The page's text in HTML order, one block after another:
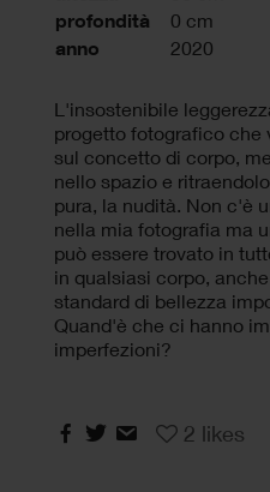
profondità 0 cm
anno 2020
L'insostenibile
progetto fotografico che
sul concetto di corpo,
nello spazio e
pura, la nudità. Non c'è
nella mia fotografia ma
può essere trovato in
in qualsiasi corpo,
standard di bellezza
Quand'è che ci hanno
imperfezioni?
2 likes